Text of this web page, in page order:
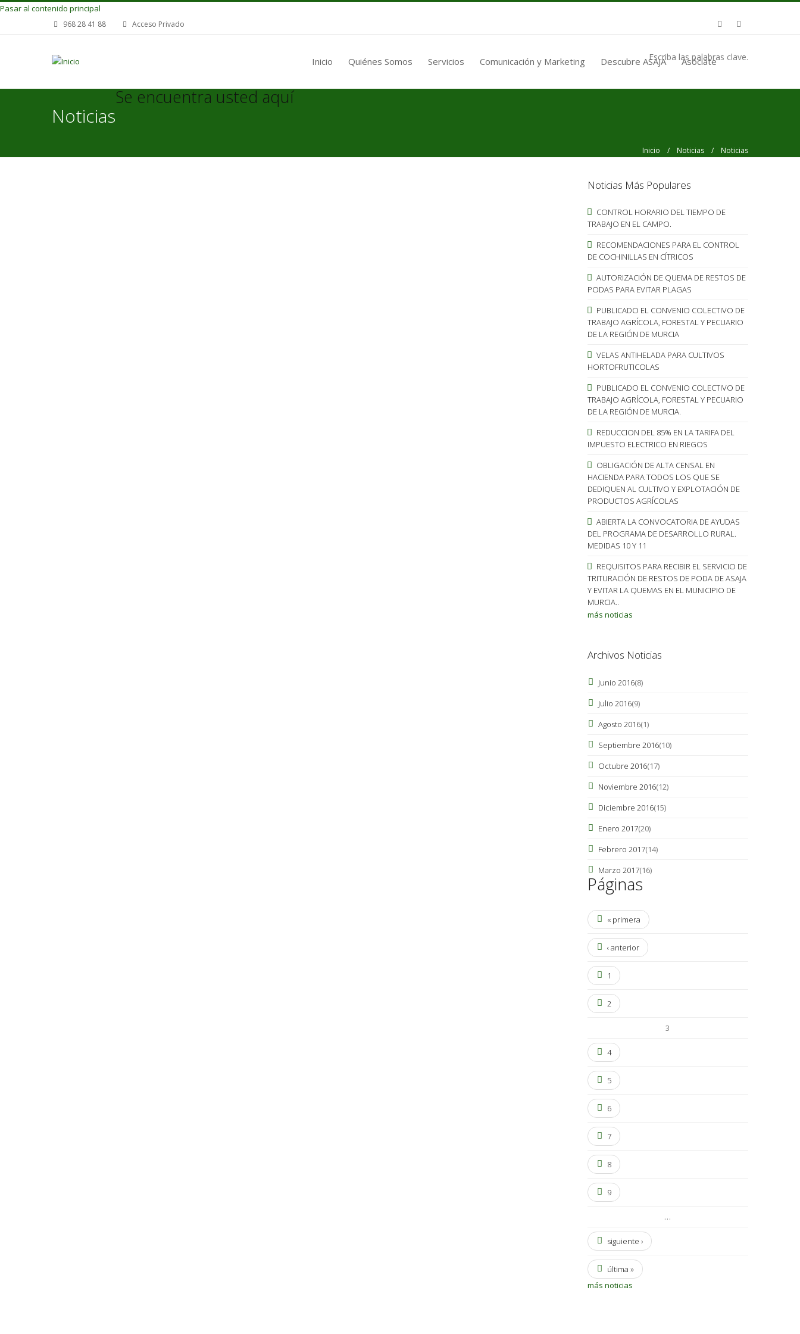
Pasar al contenido principal
968 28 41 88 Acceso Privado
Inicio Quiénes Somos Servicios Comunicación y Marketing Descubre ASAJA Asóciate
Escriba las palabras clave.
Noticias
Se encuentra usted aquí
Inicio / Noticias / Noticias
Noticias Más Populares
CONTROL HORARIO DEL TIEMPO DE
TRABAJO EN EL CAMPO.
RECOMENDACIONES PARA EL CONTROL
DE COCHINILLAS EN CÍTRICOS
AUTORIZACIÓN DE QUEMA DE RESTOS DE
PODAS PARA EVITAR PLAGAS
PUBLICADO EL CONVENIO COLECTIVO DE
TRABAJO AGRÍCOLA, FORESTAL Y PECUARIO
DE LA REGIÓN DE MURCIA
VELAS ANTIHELADA PARA CULTIVOS
HORTOFRUTICOLAS
PUBLICADO EL CONVENIO COLECTIVO DE
TRABAJO AGRÍCOLA, FORESTAL Y PECUARIO
DE LA REGIÓN DE MURCIA.
REDUCCION DEL 85% EN LA TARIFA DEL
IMPUESTO ELECTRICO EN RIEGOS
OBLIGACIÓN DE ALTA CENSAL EN
HACIENDA PARA TODOS LOS QUE SE
DEDIQUEN AL CULTIVO Y EXPLOTACIÓN DE
PRODUCTOS AGRÍCOLAS
ABIERTA LA CONVOCATORIA DE AYUDAS
DEL PROGRAMA DE DESARROLLO RURAL.
MEDIDAS 10 Y 11
REQUISITOS PARA RECIBIR EL SERVICIO DE
TRITURACIÓN DE RESTOS DE PODA DE ASAJA
Y EVITAR LA QUEMAS EN EL MUNICIPIO DE
MURCIA..
más noticias
Archivos Noticias
Junio 2016(8)
Julio 2016(9)
Agosto 2016(1)
Septiembre 2016(10)
Octubre 2016(17)
Noviembre 2016(12)
Diciembre 2016(15)
Enero 2017(20)
Febrero 2017(14)
Marzo 2017(16)
Páginas
« primera
‹ anterior
1
2
3
4
5
6
7
8
9
…
siguiente ›
última »
más noticias